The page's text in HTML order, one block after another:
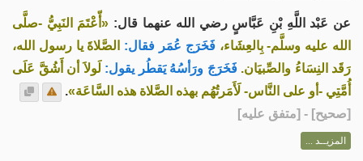
عن عَبْد اللَّهِ بْنِ عَبَّاسٍ رضي الله عنهما قال: «أّعْتَمَ النَبِيُّ -صلَّى
الله عليه وسلَّم- بِالعِشَاء، فَخَرَج عُمَر فقال: الصَّلاةَ يا رسول الله،
رَقَد النِسَاءُ والصِّبيَان. فَخَرَجَ ورَأسُهُ يَقطُر يقول: لَولاَ أن أَشُقَّ عَلَى
أُمَّتِي -أو على النَّاس- لَأَمَرتُهُم بهذه الصَّلاة هذه السَّاعَة».
[صحيح] - [متفق عليه]
المزيــد ...